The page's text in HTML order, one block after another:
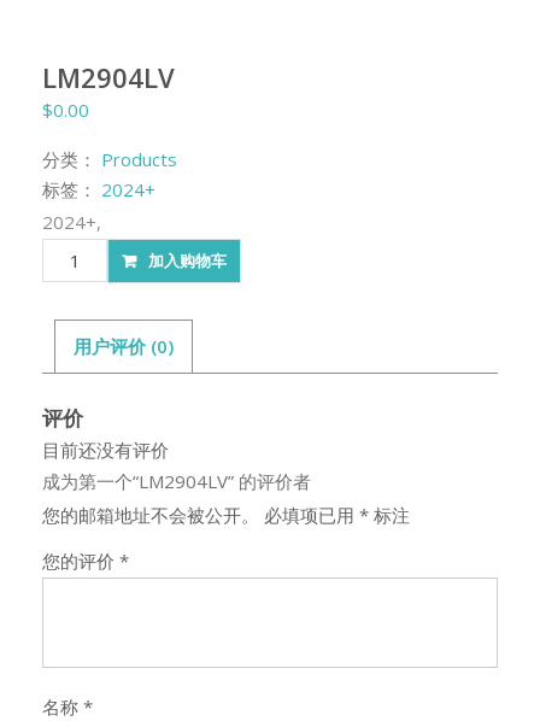
LM2904LV
$0.00
分类： Products
标签： 2024+
2024+,
LM2904LV
数
加入购物车
用户评价 (0)
评价
目前还没有评价
成为第一个“LM2904LV” 的评价者
您的邮箱地址不会被公开。
必填项已用 * 标注
您的评价 *
名称 *